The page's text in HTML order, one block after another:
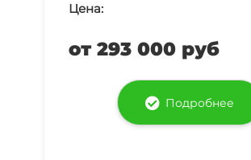
Цена:
от 293 000 руб
Подробнее